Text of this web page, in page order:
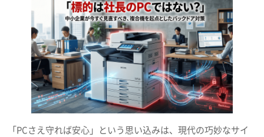
独立・開業支援プラン
お問い合わせ
「PCさえ守れば安心」という思い込みは、現代の巧妙なサイ